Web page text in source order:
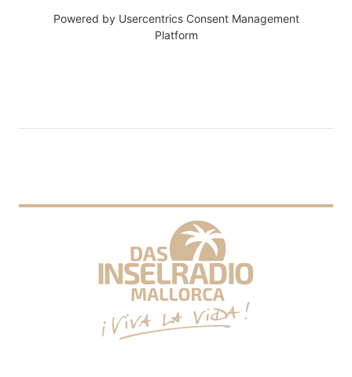
Powered by Usercentrics Consent Management
Platform